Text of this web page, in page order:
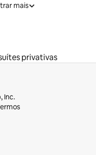
mais
privativas
Inc.